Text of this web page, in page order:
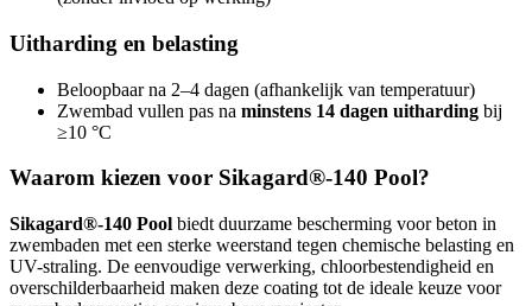
Uitharding en belasting
Beloopbaar na 2–4 dagen (afhankelijk van temperatuur)
Zwembad vullen pas na minstens 14 dagen uitharding bij
≥10 °C
Waarom kiezen voor Sikagard®-140 Pool?
Sikagard®-140 Pool biedt duurzame bescherming voor beton in
zwembaden met een sterke weerstand tegen chemische belasting en
UV-straling. De eenvoudige verwerking, chloorbestendigheid en
overschilderbaarheid maken deze coating tot de ideale keuze voor